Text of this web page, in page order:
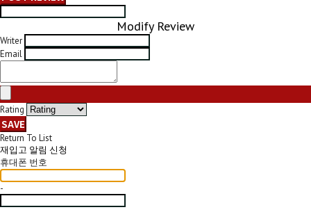
Modify Review
Writer
Email
Rating
SAVE
Return To List
재입고 알림 신청
휴대폰 번호
-